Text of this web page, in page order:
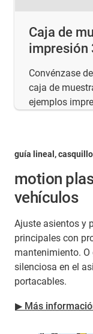
Caja de
impresión
Convénzase
caja de
ejemplos
guía lineal,
motion
vehículos
Ajuste asientos y
principales con
mantenimiento.
silenciosa en el
portacables.
▶ Más